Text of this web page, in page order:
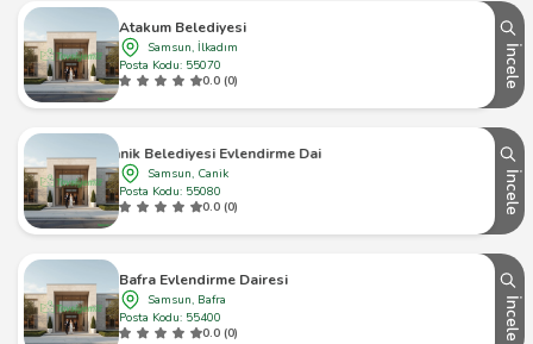
Atakum Belediyesi
Samsun, İlkadım
Posta Kodu: 55070
0.0 (0)
İncele
Canik Belediyesi Evlendirme Dairesi
Samsun, Canik
Posta Kodu: 55080
0.0 (0)
İncele
Bafra Evlendirme Dairesi
Samsun, Bafra
Posta Kodu: 55400
0.0 (0)
İncele